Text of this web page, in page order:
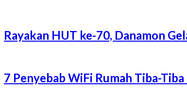
Rayakan HUT ke-70, Danamon
7 Penyebab WiFi Rumah Tiba-